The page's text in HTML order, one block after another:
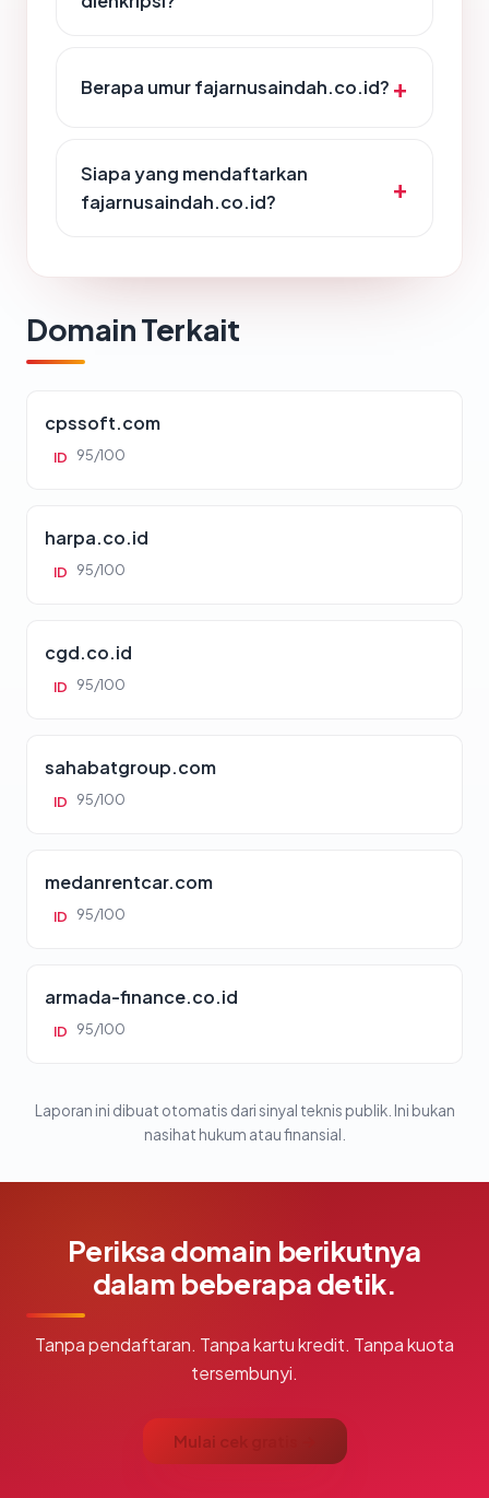
Berapa umur fajarnusaindah.co.id?
Siapa yang mendaftarkan
fajarnusaindah.co.id?
Domain Terkait
cpssoft.com
ID 95/100
harpa.co.id
ID 95/100
cgd.co.id
ID 95/100
sahabatgroup.com
ID 95/100
medanrentcar.com
ID 95/100
armada-finance.co.id
ID 95/100
Laporan ini dibuat otomatis dari sinyal teknis publik. Ini bukan
nasihat hukum atau finansial.
Periksa domain berikutnya
dalam beberapa detik.
Tanpa pendaftaran. Tanpa kartu kredit. Tanpa kuota
tersembunyi.
Mulai cek gratis →